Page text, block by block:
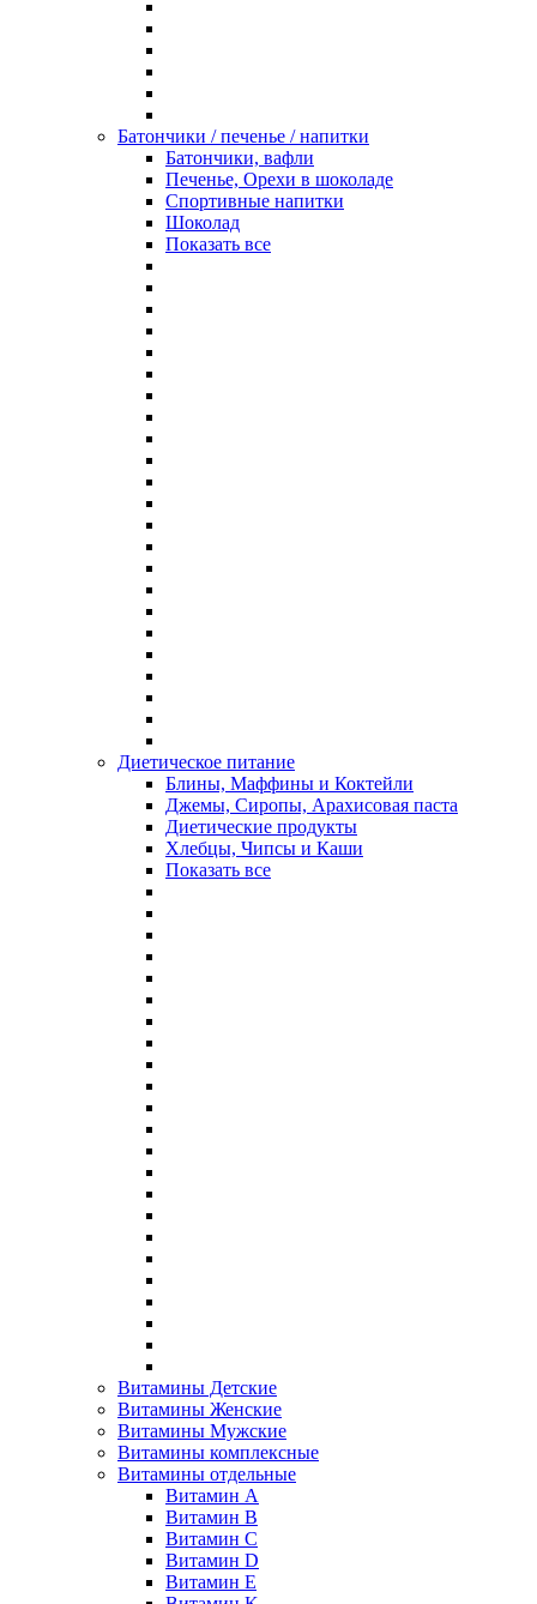
Батончики / печенье / напитки
Батончики, вафли
Печенье, Орехи в шоколаде
Спортивные напитки
Шоколад
Показать все
Диетическое питание
Блины, Маффины и Коктейли
Джемы, Сиропы, Арахисовая паста
Диетические продукты
Хлебцы, Чипсы и Каши
Показать все
Витамины Детские
Витамины Женские
Витамины Мужские
Витамины комплексные
Витамины отдельные
Витамин A
Витамин B
Витамин C
Витамин D
Витамин E